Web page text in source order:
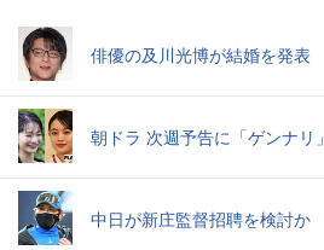
俳優の及川光博が結婚を発表
朝ドラ 次週予告に「ゲンナリ」
中日が新庄監督招聘を検討か